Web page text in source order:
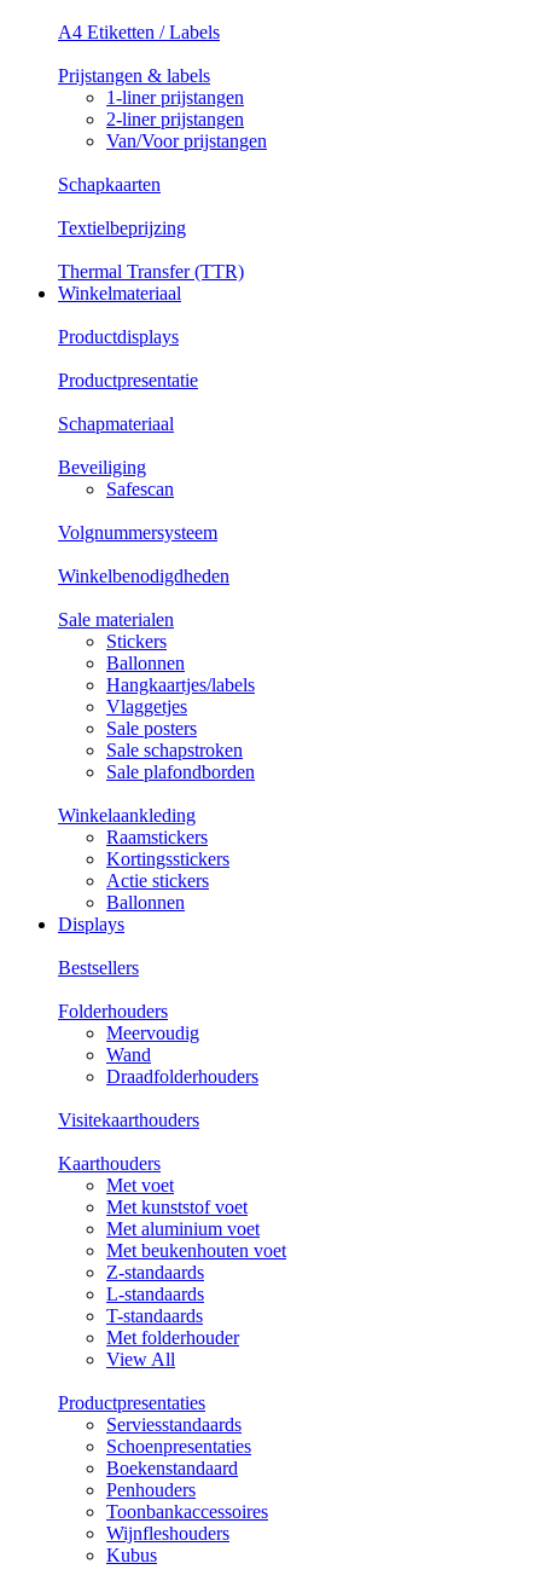
A4 Etiketten / Labels
Prijstangen & labels
1-liner prijstangen
2-liner prijstangen
Van/Voor prijstangen
Schapkaarten
Textielbeprijzing
Thermal Transfer (TTR)
Winkelmateriaal
Productdisplays
Productpresentatie
Schapmateriaal
Beveiliging
Safescan
Volgnummersysteem
Winkelbenodigdheden
Sale materialen
Stickers
Ballonnen
Hangkaartjes/labels
Vlaggetjes
Sale posters
Sale schapstroken
Sale plafondborden
Winkelaankleding
Raamstickers
Kortingsstickers
Actie stickers
Ballonnen
Displays
Bestsellers
Folderhouders
Meervoudig
Wand
Draadfolderhouders
Visitekaarthouders
Kaarthouders
Met voet
Met kunststof voet
Met aluminium voet
Met beukenhouten voet
Z-standaards
L-standaards
T-standaards
Met folderhouder
View All
Productpresentaties
Serviesstandaards
Schoenpresentaties
Boekenstandaard
Penhouders
Toonbankaccessoires
Wijnfleshouders
Kubus